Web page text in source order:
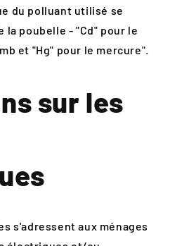
du polluant utilisé se
la poubelle - "Cd" pour le
et "Hg" pour le mercure".
sur les
s'adressent aux ménages